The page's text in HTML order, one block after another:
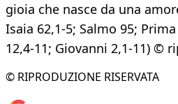
gioia che nasce da una
Isaia 62,1-5; Salmo 95;
12,4-11; Giovanni 2,1-11) ©
© RIPRODUZIONE RISERVATA